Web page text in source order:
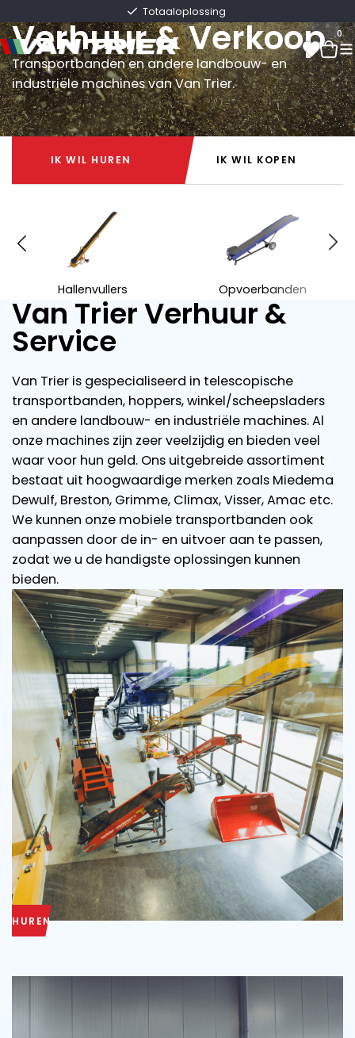
Snelle levering direct uit voorraad
0
0
Verhuur & Verkoop
Transportbanden en andere landbouw- en
industriële machines van Van Trier.
IK WIL HUREN
IK WIL KOPEN
Hallenvullers Opvoerbanden
Van Trier Verhuur &
Service
Van Trier is gespecialiseerd in telescopische
transportbanden, hoppers, winkel/scheepsladers
en andere landbouw- en industriële machines. Al
onze machines zijn zeer veelzijdig en bieden veel
waar voor hun geld. Ons uitgebreide assortiment
bestaat uit hoogwaardige merken zoals Miedema
Dewulf, Breston, Grimme, Climax, Visser, Amac etc.
We kunnen onze mobiele transportbanden ook
aanpassen door de in- en uitvoer aan te passen,
zodat we u de handigste oplossingen kunnen
bieden.
HUREN